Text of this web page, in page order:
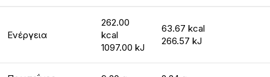
Ενέργεια
262.00
kcal
1097.00 kJ
63.67 kcal
266.57 kJ